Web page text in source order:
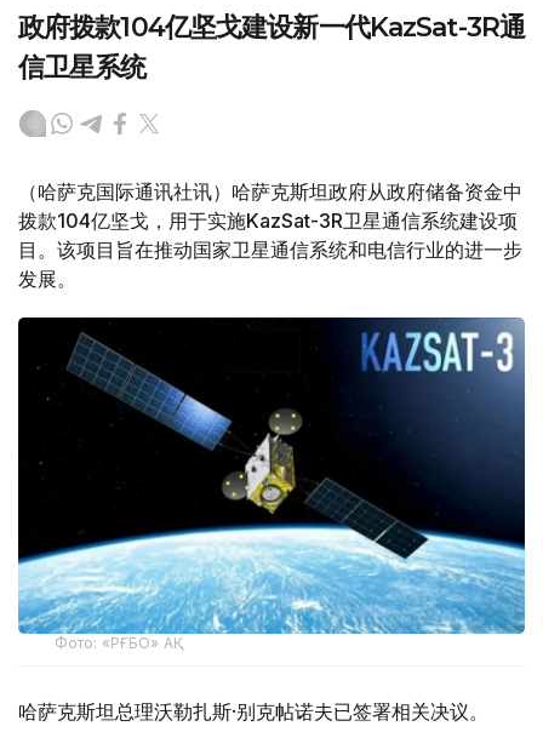
政府拨款104亿坚戈建设新一代KazSat-3R通
信卫星系统
（哈萨克国际通讯社讯）哈萨克斯坦政府从政府储备资金中
拨款104亿坚戈，用于实施KazSat-3R卫星通信系统建设项
目。该项目旨在推动国家卫星通信系统和电信行业的进一步
发展。
Фото: «РҒБО» АҚ
哈萨克斯坦总理沃勒扎斯·别克帖诺夫已签署相关决议。